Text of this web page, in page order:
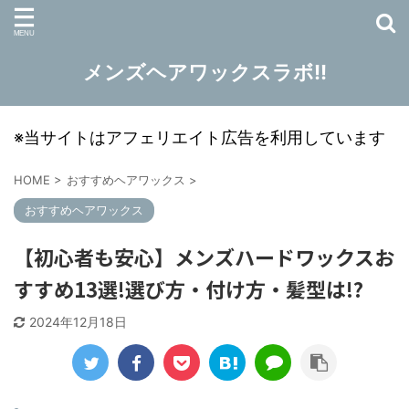
メンズヘアワックスラボ!!
※当サイトはアフェリエイト広告を利用しています
HOME > おすすめヘアワックス >
おすすめヘアワックス
【初心者も安心】メンズハードワックスお
すすめ13選!選び方・付け方・髪型は!?
2024年12月18日